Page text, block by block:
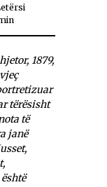
tërësisht
të
janë